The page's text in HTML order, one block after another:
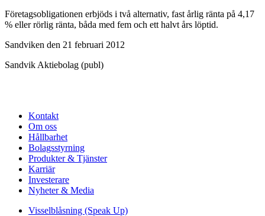
Företagsobligationen erbjöds i två alternativ, fast årlig ränta på 4,17
% eller rörlig ränta, båda med fem och ett halvt års löptid.
Sandviken den 21 februari 2012
Sandvik Aktiebolag (publ)
Kontakt
Om oss
Hållbarhet
Bolagsstyrning
Produkter & Tjänster
Karriär
Investerare
Nyheter & Media
Visselblåsning (Speak Up)